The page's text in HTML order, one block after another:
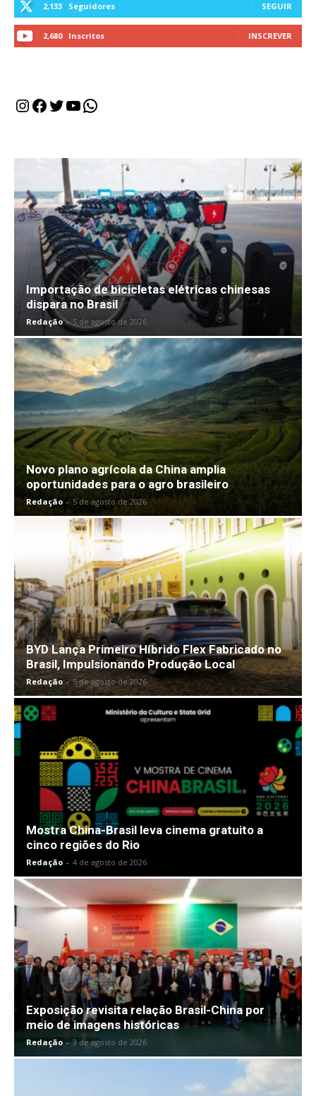
2,133 Seguidores SEGUIR
2,680 Inscritos INSCREVER
Instagram
Facebook
Twitter
Youtube
WhatsApp
Importação de bicicletas elétricas chinesas
dispara no Brasil
Redação - 5 de agosto de 2026
Novo plano agrícola da China amplia
oportunidades para o agro brasileiro
Redação - 5 de agosto de 2026
BYD Lança Primeiro Híbrido Flex Fabricado no
Brasil, Impulsionando Produção Local
Redação - 5 de agosto de 2026
Mostra China-Brasil leva cinema gratuito a
cinco regiões do Rio
Redação - 4 de agosto de 2026
Exposição revisita relação Brasil-China por
meio de imagens históricas
Redação - 3 de agosto de 2026